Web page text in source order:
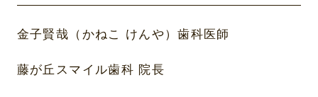
金子賢哉（かねこ けんや）歯科医師
藤が丘スマイル歯科 院長